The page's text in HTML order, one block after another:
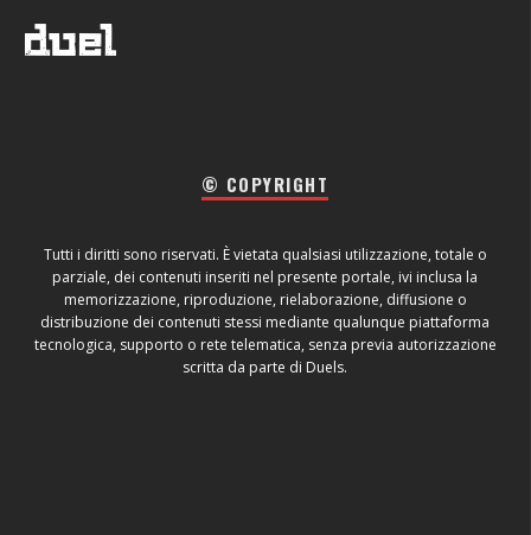
© COPYRIGHT
Tutti i diritti sono riservati. È vietata qualsiasi utilizzazione, totale o
parziale, dei contenuti inseriti nel presente portale, ivi inclusa la
memorizzazione, riproduzione, rielaborazione, diffusione o
distribuzione dei contenuti stessi mediante qualunque piattaforma
tecnologica, supporto o rete telematica, senza previa autorizzazione
scritta da parte di Duels.